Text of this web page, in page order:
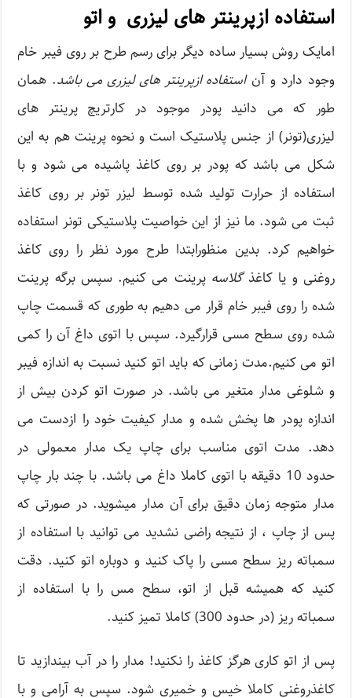
استفاده ازپرینتر های لیزری و اتو
امایک روش بسیار ساده دیگر برای رسم طرح بر روی فیبر خام
وجود دارد و آناستفاده ازپرینتر های لیزری می باشد. همان
طور که می دانید پودر موجود در کارتریچ پرینتر های
لیزری(تونر) از جنس پلاستیک است و نحوه پرینت هم به این
شکل می باشد که پودر بر روی کاغذ پاشیده می شود و با
استفاده از حرارت تولید شده توسط لیزر تونر بر روی کاغذ
ثبت می شود. ما نیز از این خواصیت پلاستیکی تونر استفاده
خواهیم کرد. بدین منظورابتدا طرح مورد نظر را روی کاغذ
روغنی و یا کاغذگلاسه پرینت می کنیم. سپس برگه پرینت
شده را روی فیبر خام قرار می دهیم به طوری که قسمت چاپ
شده روی سطح مسی قرارگیرد. سپس با اتوی داغ آن را کمی
اتو می کنیم.مدت زمانی که باید اتو کنید نسبت به اندازه فیبر
و شلوغی مدار متغیر می باشد. در صورت اتو کردن بیش از
اندازه پودر ها پخش شده و مدار کیفیت خود را ازدست می
دهد. مدت اتوی مناسب برای چاپ یک مدار معمولی در
حدود 10 دقیقه با اتوی کاملا داغ می باشد. با چند بار چاپ
مدار متوجه زمان دقیق برای آن مدار میشوید. در صورتی که
پس از چاپ ، از نتیجه راضی نشدید می توانید با استفاده از
سمباته ریز سطح مسی را پاک کنید و دوباره اتو کنید. دقت
کنید که همیشه قبل از اتو، سطح مس را با استفاده از
سمباته ریز (در حدود 300) کاملا تمیز کنید.
پس از اتو کاری هرگز کاغذ را نکنید! مدار را در آب بیندازید تا
کاغذروغنی کاملا خیس و خمیری شود. سپس به آرامی و با